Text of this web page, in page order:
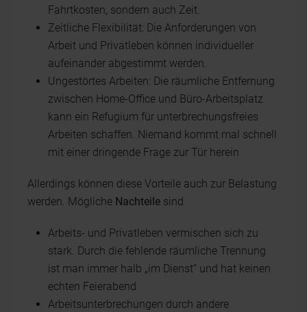
Fahrtkosten, sondern auch Zeit.
Zeitliche Flexibilität: Die Anforderungen von
Arbeit und Privatleben können individueller
aufeinander abgestimmt werden.
Ungestörtes Arbeiten: Die räumliche Entfernung
zwischen Home-Office und Büro-Arbeitsplatz
kann ein Refugium für unterbrechungsfreies
Arbeiten schaffen. Niemand kommt mal schnell
mit einer dringende Frage zur Tür herein
Allerdings können diese Vorteile auch zur Belastung
werden. Mögliche Nachteile sind
Arbeits- und Privatleben vermischen sich zu
stark. Durch die fehlende räumliche Trennung
ist man immer halb „im Dienst“ und hat keinen
echten Feierabend
Arbeitsunterbrechungen durch andere